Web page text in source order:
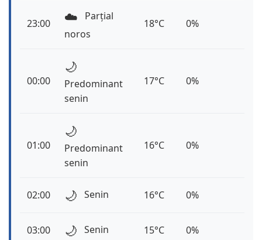
23:00 ☁️
Parțial
noros
18°C 0%
00:00
🌙
Predominant
senin
17°C 0%
01:00
🌙
Predominant
senin
16°C 0%
02:00 🌙 Senin 16°C 0%
03:00 🌙 Senin 15°C 0%